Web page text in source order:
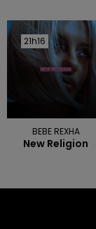
21h16
21h16
BEBE REXHA
New Religion